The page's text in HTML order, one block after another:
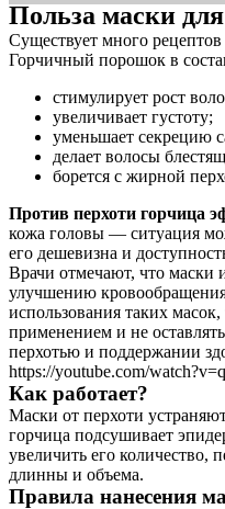
Польза маски
Существует много
Горчичный порошок в
стимулирует рост
увеличивает густоту;
уменьшает секрецию
делает волосы
борется с жирной
Против перхоти горчица
кожа головы — ситуация
его дешевизна и
Врачи отмечают, что маски
улучшению
использования таких
применением и не
перхотью и поддержании
https://youtube.com/
Как работает?
Маски от перхоти
горчица подсушивает
увеличить его количество,
длинны и объема.
Правила нанесения